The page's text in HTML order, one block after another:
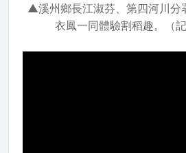
▲溪州鄉長江淑芬、第四河川分
衣鳳一同體驗割稻趣。（記